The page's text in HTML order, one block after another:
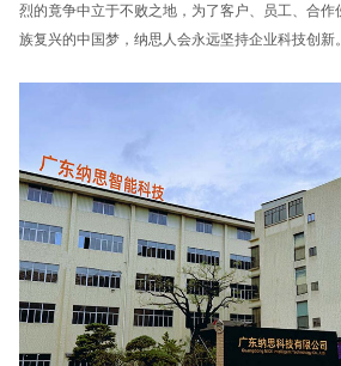
烈的竟争中立于不败之地，为了客户、员工、合作
族复兴的中国梦，纳思人会永远坚持企业科技创新。